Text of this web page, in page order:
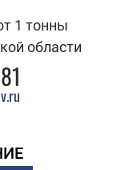
1 тонны
области